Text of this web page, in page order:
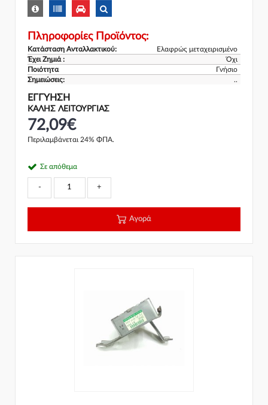
Πληροφορίες Προϊόντος:
Κατάσταση Ανταλλακτικού:
Ελαφρώς μεταχειρισμένο
Έχει Ζημιά :
Όχι
Ποιότητα
Γνήσιο
Σημειώσεις:
..
ΕΓΓΎΗΣΗ
ΚΑΛΗΣ ΛΕΙΤΟΥΡΓΙΑΣ
72,09€
Περιλαμβάνεται 24% ΦΠΑ.
Σε απόθεμα
- +
Αγορά